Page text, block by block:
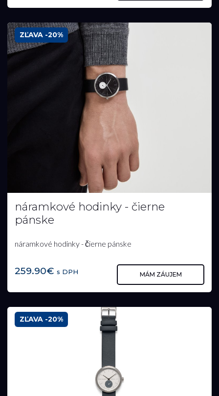
ZĽAVA -20%
náramkové hodinky - čierne
pánske
náramkové hodinky - čierne pánske
259.90€ s DPH MÁM ZÁUJEM
ZĽAVA -20%